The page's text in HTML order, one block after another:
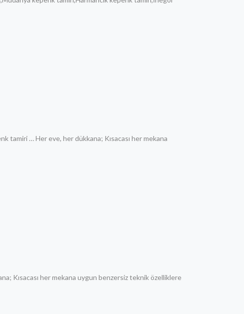
tamiri … Her eve, her dükkana; Kısacası her mekana
Kısacası her mekana uygun benzersiz teknik özelliklere